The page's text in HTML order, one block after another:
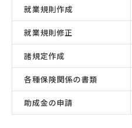
就業規則作成
就業規則修正
諸規定作成
各種保険関係の書類
助成金の申請